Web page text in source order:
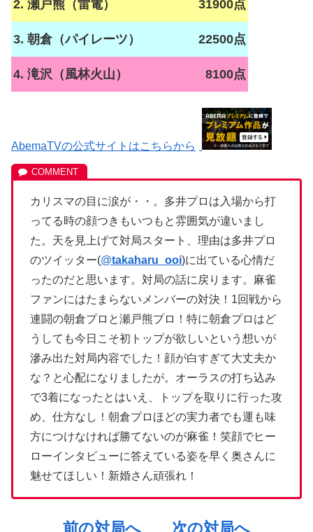
2. 瀬戸熊（雷電） 31900点
3. 朝倉（パイレーツ） 22500点
4. 滝沢（風林火山） 8100点
AbemaTVの公式サイトはこちらから
カリスマの目に涙が・・。多井プロは入場から打
ってる時の顔つきもいつもと雰囲気が違いまし
た。天を見上げて対局スタート、理由は多井プロ
のツイッター(@takaharu_ooi)に出ている心情だ
ったのだと思います。対局の話に戻ります。麻雀
ファンにはたまらないメンバーの対決！1回戦から
連闘の朝倉プロと瀬戸熊プロ！特に朝倉プロはど
うしても今日こそ初トップが欲しいという想いが
滲み出た対局内容でした！顔が白すぎて大丈夫か
な？と心配になりましたが。オーラスの打ち込み
で3着になったとはいえ、トップを取りに行った攻
め、仕方なし！朝倉プロほどの実力者でも運も味
方につけなければ勝てないのが麻雀！笑顔でヒー
ローインタビューに答えている姿を早く奥さんに
魅せてほしい！新婚さん頑張れ！
前の対局へ 次の対局へ